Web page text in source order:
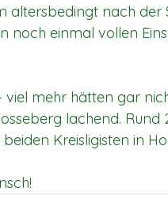
altersbedingt nach der
noch einmal vollen
viel mehr hätten gar
lachend.
Kreisligisten in